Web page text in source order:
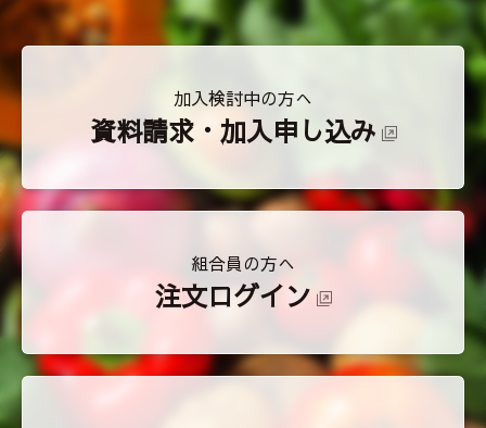
加入検討中の方へ
資料請求・加入申し込み
組合員の方へ
注文ログイン